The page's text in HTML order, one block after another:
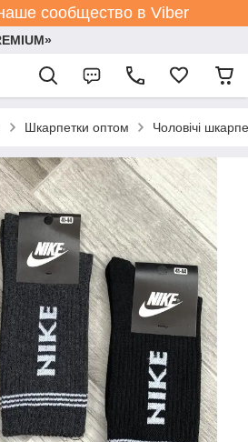
сообщество в Viber
Шкарпетки оптом Чоловічі